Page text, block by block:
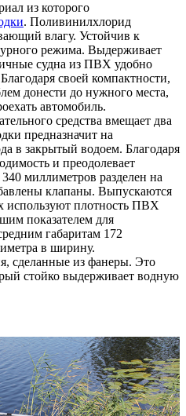
из которого
. Поливинилхлорид
влагу. Устойчив к
режима. Выдерживает
судна из ПВХ удобно
своей компактности,
донести до нужного места,
автомобиль.
средства вмещает два
предназначит на
в закрытый водоем. Благодаря
и преодолевает
миллиметров разделен на
клапаны. Выпускаются
используют плотность ПВХ
показателем для
габаритам 172
в ширину.
сделанные из фанеры. Это
стойко выдерживает водную